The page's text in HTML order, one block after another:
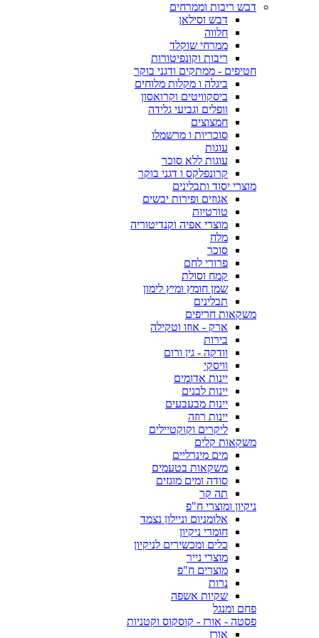
דבש ריבות וממרחים
דבש וסילאן
חלווה
ממרחי שוקלד
ריבות וקונפיטורות
חטיפים - ממתקים ודגני בוקר
ביגלה ו מקלות מלוחים
ביסקוויטים וקרואסון
וופלים וגביעי גלידה
חמצוצים
סוכריות ו מרשמלו
עוגות
עוגות ללא סוכר
קרונפלקס ו דגני בוקר
מוצרי יסוד ותבלינים
אגוזים ופירות יבשים
טורטיות
מוצרי אפיה וקנדיטוריה
מלח
סוכר
פרורי לחם
קמח וסולת
שמן חומץ ומיץ לימון
תבלינים
משקאות חריפים
ארק - אוזו וטקילה
בירות
וודקה - גין ורום
וויסקי
יינות אדומים
יינות לבנים
יינות מבעבעים
יינות רוזה
ליקרים וקוקטיילים
משקאות קלים
מים מינרליים
משקאות בטעמים
סודה ומים מוגזים
תה קר
ניקיון ומוצרי ח"פ
אלומניום וניילון נצמד
חומרי ניקיון
כלים ומכשירים לניקיון
מוצרי נייר
מוצרים ח"פ
נרות
שקיות אשפה
פחם ומנגל
פסטה - אורז - קוסקוס וקטניות
אורז